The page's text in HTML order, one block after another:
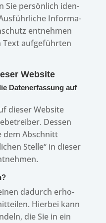
Sie persön­lich iden­
Infor­ma­
entneh­men
Text aufge­führ­ten
Website
Daten­er­fas­sung auf
dieser Website
Dessen
dem Abschnitt
Stelle“ in dieser
dadurch erho­
Hier­bei kann
die Sie in ein